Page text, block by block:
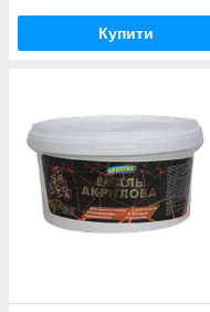
Купити